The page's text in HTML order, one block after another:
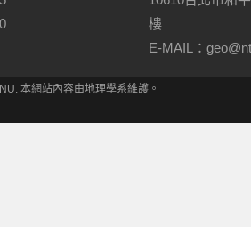
樓
E-MAIL：
本網站內容由地理學系維護。